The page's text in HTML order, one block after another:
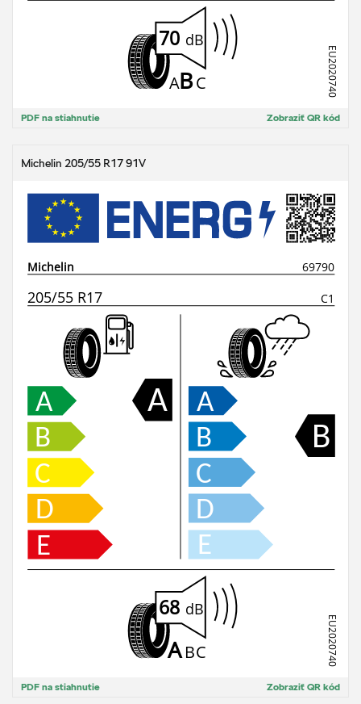
Zobraziť QR kód
PDF na stiahnutie
Michelin 205/55 R17 91V
Zobraziť QR kód
PDF na stiahnutie